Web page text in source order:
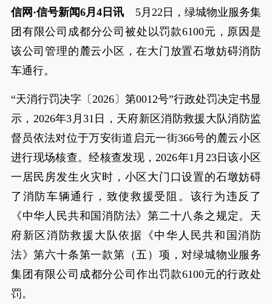
信网·信号新闻6月4日讯 5月22日，绿城物业服务集
团有限公司成都分公司被处以罚款6100元，原因是
该公司管理的麓云小区，在大门放置石墩妨碍消防
车通行。
“天消行罚决字〔2026〕第0012号”行政处罚决定书显
示，2026年3月31日，天府新区消防救援大队消防监
督员依法对位于万安街道启元一街366号的麓云小区
进行现场核查。经核查发现，2026年1月23日该小区
一居民房发生火灾时，小区大门口设置的石墩妨碍
了消防车辆通行，致使救援受阻。该行为违反了
《中华人民共和国消防法》第二十八条之规定。天
府新区消防救援大队依据《中华人民共和国消防
法》第六十条第一款第（五）项，对绿城物业服务
集团有限公司成都分公司作出罚款6100元的行政处
罚。